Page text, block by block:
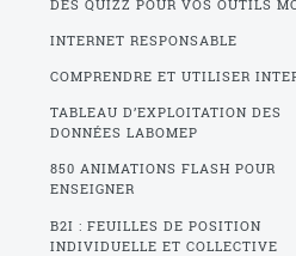
DES QUIZZ POUR VOS OUTILS
INTERNET RESPONSABLE
COMPRENDRE ET UTILISER
TABLEAU D’EXPLOITATION DES
DONNÉES LABOMEP
850 ANIMATIONS FLASH POUR
ENSEIGNER
B2I : FEUILLES DE POSITION
INDIVIDUELLE ET COLLECTIVE